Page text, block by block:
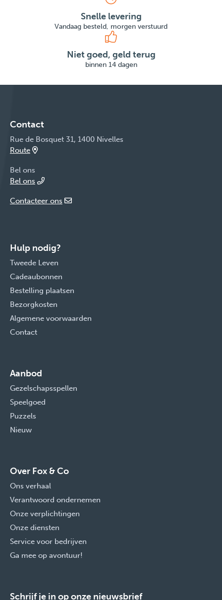
Snelle levering
Vandaag besteld, morgen verstuurd
Niet goed, geld terug
binnen 14 dagen
Contact
Rue de Bosquet 31, 1400 Nivelles
Route
Bel ons
Bel ons
Contacteer ons
Hulp nodig?
Tweede Leven
Cadeaubonnen
Bestelling plaatsen
Bezorgkosten
Algemene voorwaarden
Contact
Aanbod
Gezelschapsspellen
Speelgoed
Puzzels
Nieuw
Over Fox & Co
Ons verhaal
Verantwoord ondernemen
Onze verplichtingen
Onze diensten
Service voor bedrijven
Ga mee op avontuur!
Schrijf je in op onze nieuwsbrief